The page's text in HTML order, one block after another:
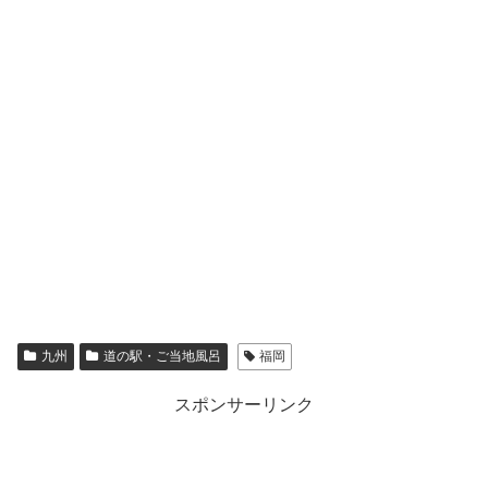
九州 道の駅・ご当地風呂 福岡
スポンサーリンク